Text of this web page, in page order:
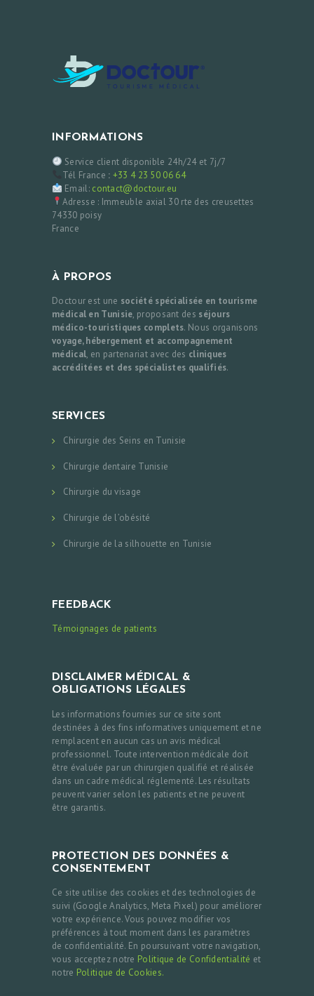
INFORMATIONS
Service client disponible 24h/24 et 7j/7
Tél France : +33 4 23 50 06 64
Email: contact@doctour.eu
Adresse : Immeuble axial 30 rte des creusettes
74330 poisy
France
À PROPOS
Doctour est une société spécialisée en tourisme
médical en Tunisie, proposant des séjours
médico-touristiques complets. Nous organisons
voyage, hébergement et accompagnement
médical, en partenariat avec des cliniques
accréditées et des spécialistes qualifiés.
SERVICES
Chirurgie des Seins en Tunisie
Chirurgie dentaire Tunisie
Chirurgie du visage
Chirurgie de l’obésité
Chirurgie de la silhouette en Tunisie
FEEDBACK
Témoignages de patients
DISCLAIMER MÉDICAL &
OBLIGATIONS LÉGALES
Les informations fournies sur ce site sont
destinées à des fins informatives uniquement et ne
remplacent en aucun cas un avis médical
professionnel. Toute intervention médicale doit
être évaluée par un chirurgien qualifié et réalisée
dans un cadre médical réglementé. Les résultats
peuvent varier selon les patients et ne peuvent
être garantis.
PROTECTION DES DONNÉES &
CONSENTEMENT
Ce site utilise des cookies et des technologies de
suivi (Google Analytics, Meta Pixel) pour améliorer
votre expérience. Vous pouvez modifier vos
préférences à tout moment dans les paramètres
de confidentialité. En poursuivant votre navigation,
vous acceptez notre Politique de Confidentialité et
notre Politique de Cookies.